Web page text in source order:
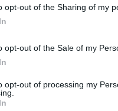
opt-out of the Sharing of my
opt-out of the Sale of my
opt-out of processing my